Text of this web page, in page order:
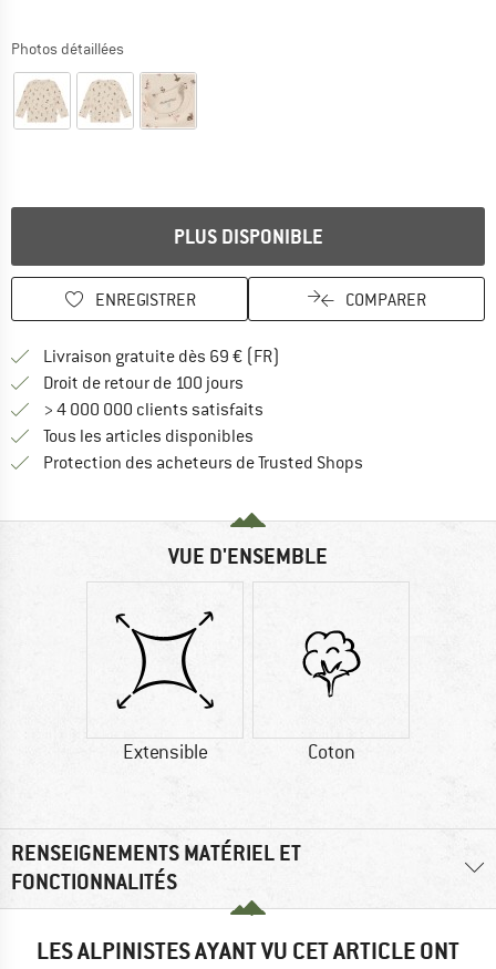
Photos détaillées
PLUS DISPONIBLE
ENREGISTRER COMPARER
Livraison gratuite dès 69 € (FR)
Droit de retour de 100 jours
> 4 000 000 clients satisfaits
Tous les articles disponibles
Protection des acheteurs de Trusted Shops
VUE D'ENSEMBLE
Extensible Coton
RENSEIGNEMENTS MATÉRIEL ET
FONCTIONNALITÉS
LES ALPINISTES AYANT VU CET ARTICLE ONT